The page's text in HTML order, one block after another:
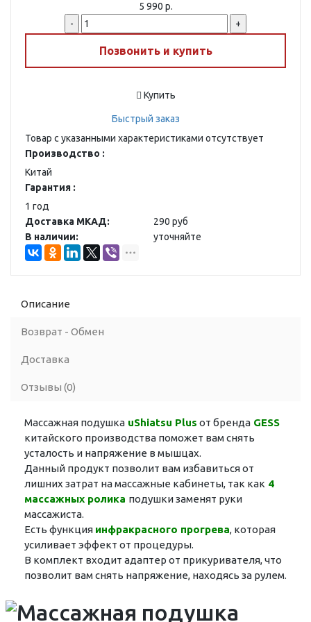
5 990 р.
-
+
Позвонить и купить
Купить
Быстрый заказ
Товар с указанными характеристиками отсутствует
Производство :
Китай
Гарантия :
1 год
Доставка МКАД:
290 руб
В наличии:
уточняйте
Описание
Возврат - Обмен
Доставка
Отзывы (0)
Массажная подушка uShiatsu Plus от бренда GESS
китайского производства поможет вам снять
усталость и напряжение в мышцах.
Данный продукт позволит вам избавиться от
лишних затрат на массажные кабинеты, так как 4
массажных ролика подушки заменят руки
массажиста.
Есть функция инфракрасного прогрева, которая
усиливает эффект от процедуры.
В комплект входит адаптер от прикуривателя, что
позволит вам снять напряжение, находясь за рулем.